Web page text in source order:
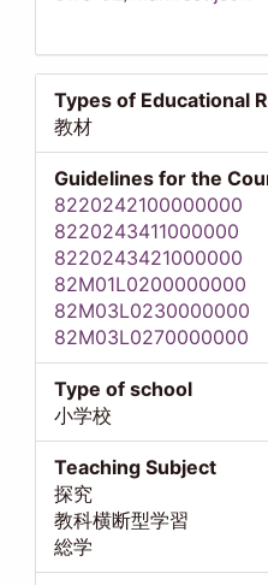
Types of Educational
教材
Guidelines for the
8220242100000000
8220243411000000
8220243421000000
82M01L0200000000
82M03L0230000000
82M03L0270000000
Type of school
小学校
Teaching Subject
探究
教科横断型学習
総学